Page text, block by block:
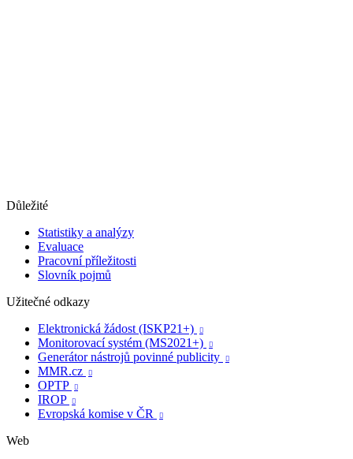
Důležité
Statistiky a analýzy
Evaluace
Pracovní příležitosti
Slovník pojmů
Užitečné odkazy
Elektronická žádost (ISKP21+)

Monitorovací systém (MS2021+) 
Generátor nástrojů povinné publicity 
MMR.cz 
OPTP 
IROP 
Evropská komise v ČR 
Web